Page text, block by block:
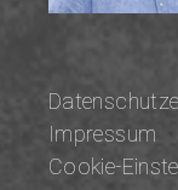
Impressum
Cookie-